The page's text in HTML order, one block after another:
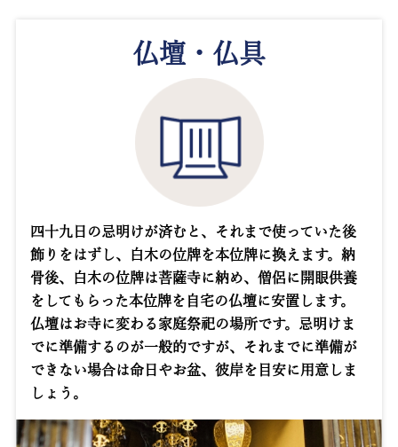
仏壇・仏具
四十九日の忌明けが済むと、それまで使っていた後
飾りをはずし、白木の位牌を本位牌に換えます。納
骨後、白木の位牌は菩薩寺に納め、僧侶に開眼供養
をしてもらった本位牌を自宅の仏壇に安置します。
仏壇はお寺に変わる家庭祭祀の場所です。忌明けま
でに準備するのが一般的ですが、それまでに準備が
できない場合は命日やお盆、彼岸を目安に用意しま
しょう。